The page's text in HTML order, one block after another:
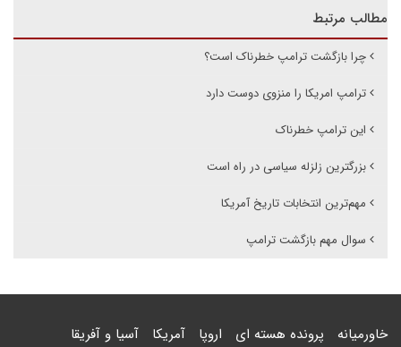
مطالب مرتبط
چرا بازگشت ترامپ خطرناک است؟
ترامپ امریکا را منزوی دوست دارد
این ترامپ خطرناک
بزرگترین زلزله سیاسی در راه است
مهم‌ترین انتخابات تاریخ آمریکا
سوال مهم بازگشت ترامپ
خاورمیانه پرونده هسته ای اروپا آمریکا آسیا و آفریقا